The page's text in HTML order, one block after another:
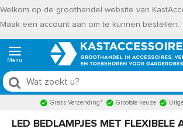
Welkom op de groothandel website van
Maak een account aan om te kunnen bestellen.
Gratis Verzending* Grootste keuze
LED BEDLAMPJES MET FLEXIBELE